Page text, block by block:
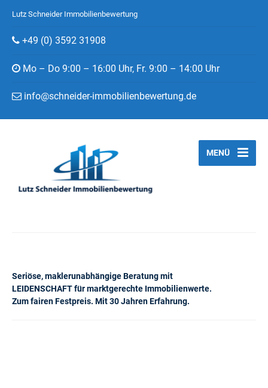
Lutz Schneider Immobilienbewertung
+49 (0) 3592 31908
Mo – Do 9:00 – 16:00 Uhr, Fr. 9:00 – 14:00 Uhr
info@schneider-immobilienbewertung.de
Seriöse, maklerunabhängige Beratung mit
LEIDENSCHAFT für marktgerechte Immobilienwerte.
Zum fairen Festpreis. Mit 30 Jahren Erfahrung.
MENÜ